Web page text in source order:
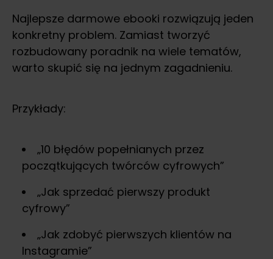
Najlepsze darmowe ebooki rozwiązują jeden
konkretny problem. Zamiast tworzyć
rozbudowany poradnik na wiele tematów,
warto skupić się na jednym zagadnieniu.
Przykłady:
„10 błędów popełnianych przez
początkujących twórców cyfrowych”
„Jak sprzedać pierwszy produkt
cyfrowy”
„Jak zdobyć pierwszych klientów na
Instagramie”